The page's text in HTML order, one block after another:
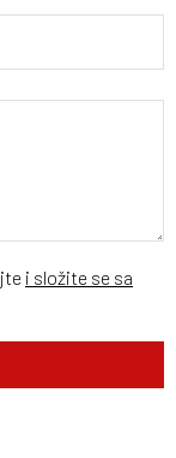
i složite se sa